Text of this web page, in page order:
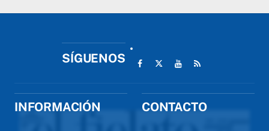
SÍGUENOS
INFORMACIÓN CONTACTO